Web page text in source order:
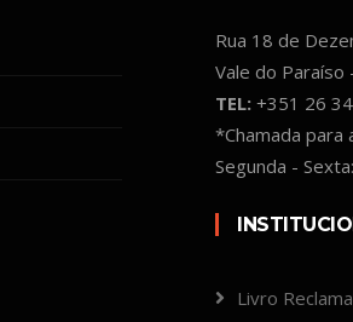
Rua 18 de
Vale do Paraíso
TEL: +351 26
*Chamada para
Segunda -
Livro